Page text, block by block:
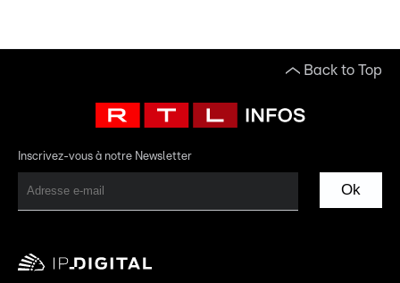
Back to Top
Inscrivez-vous à notre Newsletter
Ok